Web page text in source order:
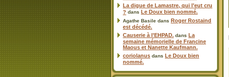
La digue de Lamastre, qui l’eut cru
? dans Le Doux bien nommé.
Agathe Basile dans Roger Rostaind
est décédé.
Causerie à l’EHPAD. dans La
semaine mémorielle de Francine
Maous et Nanette Kaufmann.
coriolanus dans Le Doux bien
nommé.